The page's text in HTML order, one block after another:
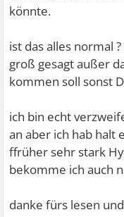
könnte.
ist das alles normal
groß gesagt außer
kommen soll sonst
ich bin echt
an aber ich hab halt
ffrüher sehr stark
bekomme ich auch
danke fürs lesen